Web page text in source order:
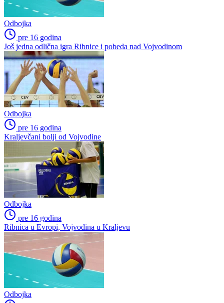
Odbojka
pre 16 godina
Još jedna odlična igra Ribnice i pobeda nad Vojvodinom
Odbojka
pre 16 godina
Kraljevčani bolji od Vojvodine
Odbojka
pre 16 godina
Ribnica u Evropi, Vojvodina u Kraljevu
Odbojka